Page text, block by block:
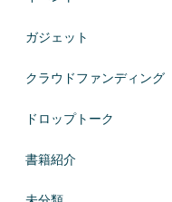
ガジェット
クラウドファンディング
ドロップトーク
書籍紹介